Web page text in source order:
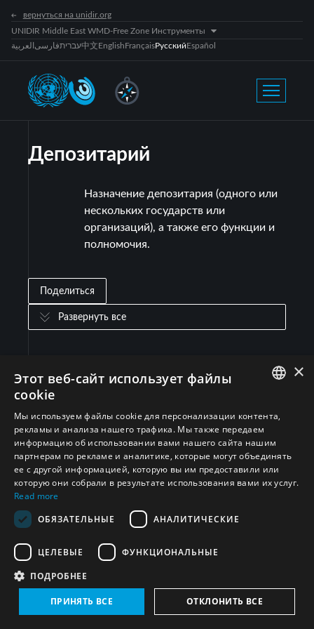
вернуться на unidir.org
UNIDIR Middle East WMD-Free Zone Инструменты
العربية فارسیעברית中文EnglishFrançaisРусскийEspañol
Депозитарий
Назначение депозитария (одного или
нескольких государств или
организаций), а также его функции и
полномочия.
Поделиться
Развернуть все
Подписывайтесь на нас
Подпишитесь сегодня, чтобы быть в курсе
последних новостей, аналитики, исследований и
мероприятий ЮНИДИР по всему миру.
ARABIC
PERSIAN
FRENCH
×
Этот веб-сайт использует файлы
cookie
Мы используем файлы cookie для персонализации контента,
рекламы и анализа нашего трафика. Мы также передаем
информацию об использовании вами нашего сайта нашим
партнерам по рекламе и аналитике, которые могут объединять
ее с другой информацией, которую вы им предоставили или
которую они собрали в результате использования вами их услуг.
Read more
ОБЯЗАТЕЛЬНЫЕ
АНАЛИТИЧЕСКИЕ
ЦЕЛЕВЫЕ ФУНКЦИОНАЛЬНЫЕ
ПОДРОБНЕЕ
ПРИНЯТЬ ВСЕ ОТКЛОНИТЬ ВСЕ